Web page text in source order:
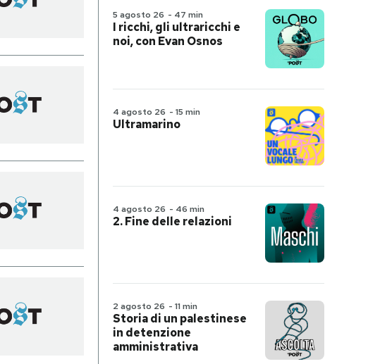
5 agosto 26 - 47 min
I ricchi, gli ultraricchi e
noi, con Evan Osnos
4 agosto 26 - 15 min
Ultramarino
4 agosto 26 - 46 min
2. Fine delle relazioni
2 agosto 26 - 11 min
Storia di un palestinese
in detenzione
amministrativa